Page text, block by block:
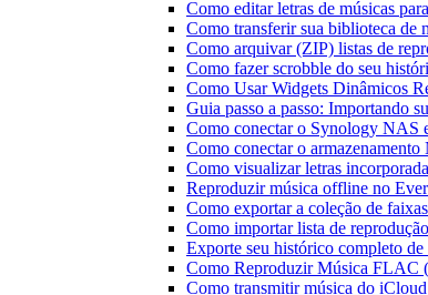
Como editar letras de músicas
Como transferir sua biblioteca de
Como arquivar (ZIP) listas de
Como fazer scrobble do seu
Como Usar Widgets Dinâmicos
Guia passo a passo: Importando
Como conectar o Synology NAS
Como conectar o
Como visualizar letras
Reproduzir música offline no
Como exportar a coleção de
Como importar lista de
Exporte seu histórico completo
Como Reproduzir Música FLAC
Como transmitir música do